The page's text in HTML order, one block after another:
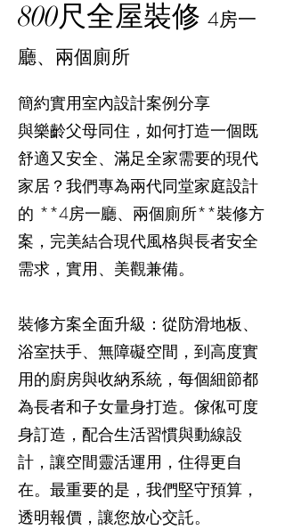
800尺全屋裝修 4房一
廳、兩個廁所
簡約實用室內設計案例分享
與樂齡父母同住，如何打造一個既
舒適又安全、滿足全家需要的現代
家居？我們專為兩代同堂家庭設計
的 **4房一廳、兩個廁所**裝修方
案，完美結合現代風格與長者安全
需求，實用、美觀兼備。
裝修方案全面升級：從防滑地板、
浴室扶手、無障礙空間，到高度實
用的廚房與收納系統，每個細節都
為長者和子女量身打造。傢俬可度
身訂造，配合生活習慣與動線設
計，讓空間靈活運用，住得更自
在。最重要的是，我們堅守預算，
透明報價，讓您放心交託。